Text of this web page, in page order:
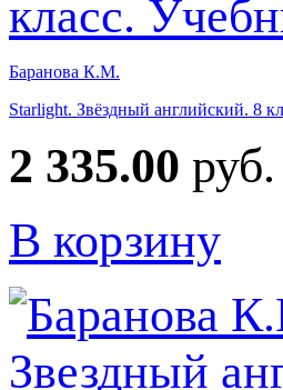
Баранова К.М.
Starlight. Звёздный английский. 8
2 335.00 руб.
В корзину